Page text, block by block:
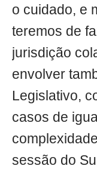
o cuidado, e
teremos de
jurisdição
envolver
Legislativo,
casos de
sessão do